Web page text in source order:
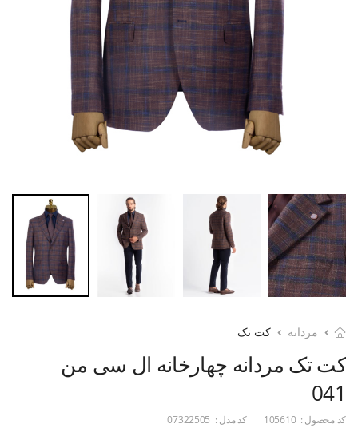
مردانه کت تک
کت تک مردانه چهارخانه ال سی من
041
کد محصول : 105610 کد مدل : 07322505